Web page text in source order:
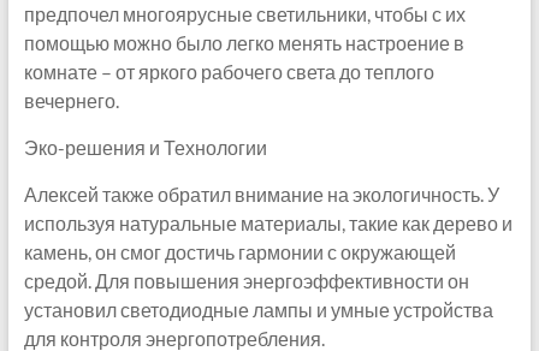
предпочел многоярусные светильники, чтобы с их
помощью можно было легко менять настроение в
комнате – от яркого рабочего света до теплого
вечернего.
Эко-решения и Технологии
Алексей также обратил внимание на экологичность. У
используя натуральные материалы, такие как дерево и
камень, он смог достичь гармонии с окружающей
средой. Для повышения энергоэффективности он
установил светодиодные лампы и умные устройства
для контроля энергопотребления.